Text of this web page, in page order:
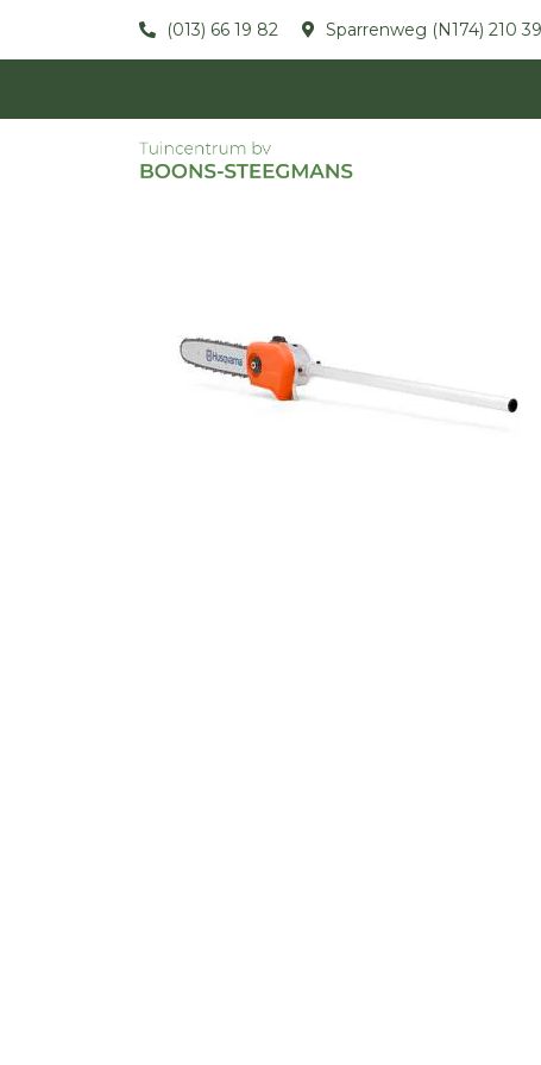
(013) 66 19 82 Sparrenweg (N174) 210